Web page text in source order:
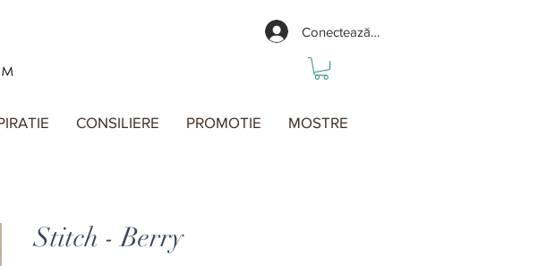
Conectează-te
CONSILIERE PROMOTIE MOSTRE
Stitch - Berry